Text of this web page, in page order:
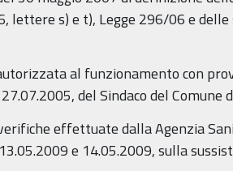
lettere s) e t), Legge 296/06 e
al funzionamento con
del Sindaco del
effettuate dalla Agenzia
e 14.05.2009, sulla